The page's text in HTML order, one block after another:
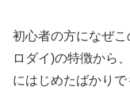
初心者の方になぜ
ロダイ)の特徴から
にはじめたばかり